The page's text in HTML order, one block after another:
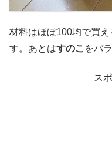
材料はほぼ100均で買え
す。あとはすのこ をバ
ス